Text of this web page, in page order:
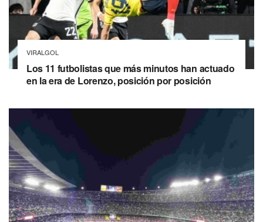
VIRALGOL
Los 11 futbolistas que más minutos han actuado
en la era de Lorenzo, posición por posición